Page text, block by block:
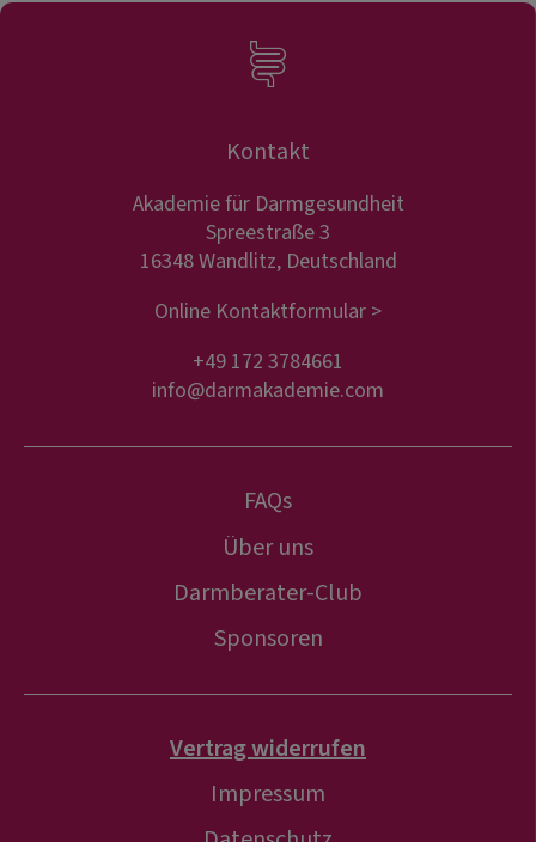
Kontakt
Akademie für Darmgesundheit
Spreestraße 3
16348 Wandlitz, Deutschland
Online Kontaktformular >
+49 172 3784661
info@darmakademie.com
FAQs
Über uns
Darmberater-Club
Sponsoren
Vertrag widerrufen
Impressum